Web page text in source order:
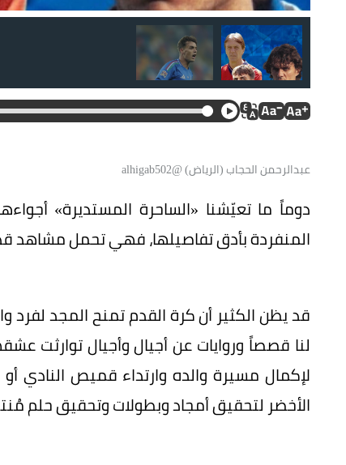
عبدالرحمن الحجاب (الرياض) @alhigab502
دوماً ما تعيّشنا «الساحرة المستديرة»
المنفردة بأدق تفاصيلها، فهي تحمل مشاهد
قد يظن الكثير أن كرة القدم تمنح المجد لفرد
لنا قصصاً وروايات عن أجيال وأجيال توارثت
لإكمال مسيرة والده وارتداء قميص النادي
الأخضر لتحقيق أمجاد وبطولات وتحقيق حلم